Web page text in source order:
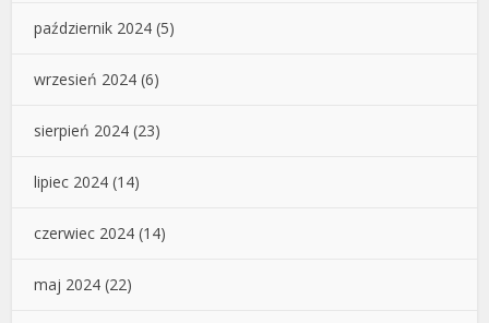
październik 2024 (5)
wrzesień 2024 (6)
sierpień 2024 (23)
lipiec 2024 (14)
czerwiec 2024 (14)
maj 2024 (22)